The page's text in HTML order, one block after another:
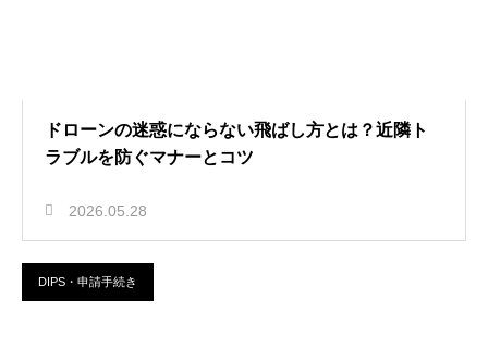
ドローンの迷惑にならない飛ばし方とは？近隣ト
ラブルを防ぐマナーとコツ
2026.05.28
DIPS・申請手続き